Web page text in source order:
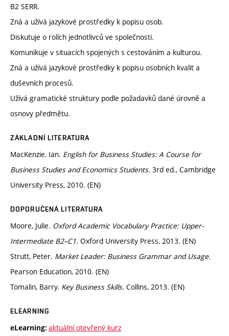
B2 SERR.
Zná a užívá jazykové prostředky k popisu osob.
Diskutuje o rolích jednotlivců ve společnosti.
Komunikuje v situacích spojených s cestováním a kulturou.
Zná a užívá jazykové prostředky k popisu osobních kvalit a
duševních procesů.
Užívá gramatické struktury podle požadavků dané úrovně a
osnovy předmětu.
ZÁKLADNÍ LITERATURA
MacKenzie, Ian. English for Business Studies: A Course for
Business Studies and Economics Students. 3rd ed., Cambridge
University Press, 2010. (EN)
DOPORUČENÁ LITERATURA
Moore, Julie. Oxford Academic Vocabulary Practice: Upper-
Intermediate B2–C1. Oxford University Press, 2013. (EN)
Strutt, Peter. Market Leader: Business Grammar and Usage.
Pearson Education, 2010. (EN)
Tomalin, Barry. Key Business Skills. Collins, 2013. (EN)
ELEARNING
eLearning: aktuální otevřený kurz